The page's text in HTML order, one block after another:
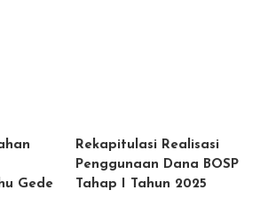
Gede
Rekapitulasi Realisasi
Penggunaan Dana BOSP
Tahap I Tahun 2025